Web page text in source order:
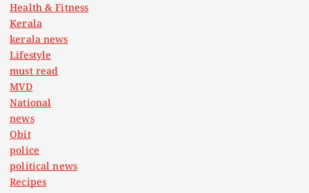
Health & Fitness
Kerala
kerala news
Lifestyle
must read
MVD
National
news
Obit
police
political news
Recipes